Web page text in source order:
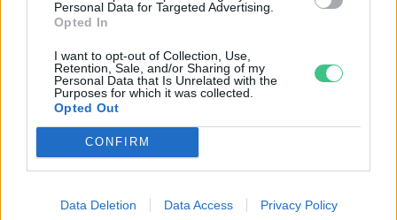
Personal Data for Targeted Advertising.
Opted In
I want to opt-out of Collection, Use,
Retention, Sale, and/or Sharing of my
Personal Data that Is Unrelated with the
Purposes for which it was collected.
Opted Out
CONFIRM
Data Deletion Data Access Privacy Policy
Greendex szemle
Rovatok